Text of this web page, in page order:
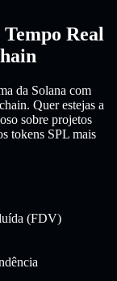
Real
da Solana com
Quer estejas a
sobre projetos
tokens SPL mais
(FDV)